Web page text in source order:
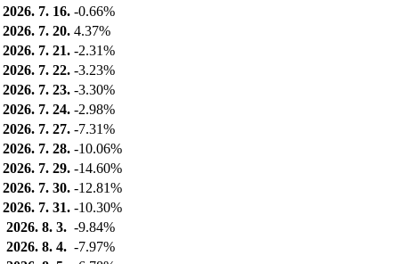
2026. 7. 16. -0.66%
2026. 7. 20. 4.37%
2026. 7. 21. -2.31%
2026. 7. 22. -3.23%
2026. 7. 23. -3.30%
2026. 7. 24. -2.98%
2026. 7. 27. -7.31%
2026. 7. 28. -10.06%
2026. 7. 29. -14.60%
2026. 7. 30. -12.81%
2026. 7. 31. -10.30%
2026. 8. 3. -9.84%
2026. 8. 4. -7.97%